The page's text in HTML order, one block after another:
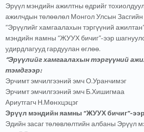
Эрүүл мэндийн ажилтны өдрийг
ажилчдын төлөөлөл Монгол Улсын
“Эрүүлийг хамгаалахын тэргүүний
мэндийн яамны “ЖУУХ бичиг”-ээр
удирдлагууд гардуулан өглөө.
“Эрүүлийг хамгаалахын тэргүүний
тэмдгээр:
Эрчимт эмчилгээний эмч О.Уранчимэг
Эрчимт эмчилгээний эмч Б.Хишигмаа
Ариутгагч Н.Мөнхцэцэг
Эрүүл мэндийн яамны “ЖУУХ бичиг”-
Эдийн засаг төлөвлөлтийн албаны Эрүүл